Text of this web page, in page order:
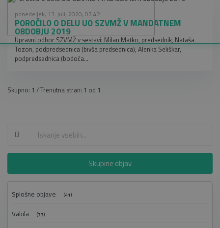
ponedeljek, 13. julij 2020, 07:42
POROČILO O DELU UO SZVMŽ V MANDATNEM
OBDOBJU 2019
Upravni odbor SZVMŽ v sestavi: Milan Matko, predsednik, Nataša
Tozon, podpredsednica (bivša predsednica), Alenka Seliškar,
podpredsednica (bodoča...
Skupno: 1 / Trenutna stran: 1 od 1
Skupine objav
Splošne objave (41)
Vabila (77)